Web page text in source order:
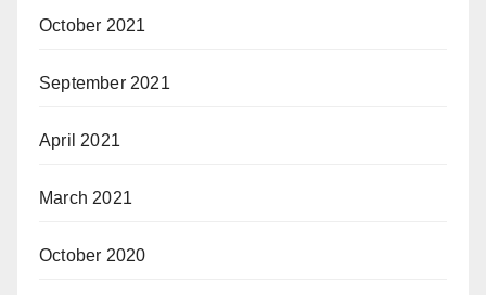
October 2021
September 2021
April 2021
March 2021
October 2020